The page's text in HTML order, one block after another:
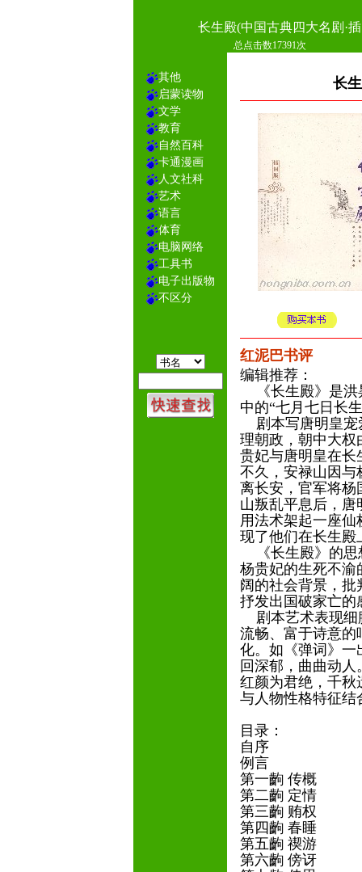
长生殿(中国古典四大名剧·
总点击数17391次
其他
启蒙读物
文学
教育
自然百科
卡通漫画
人文社科
艺术
语言
体育
电脑网络
工具书
电子出版物
不区分
长
红泥巴书评
编辑推荐：
《长生殿》是洪
中的“七月七日长
剧本写唐明皇宠
理朝政，朝中大权
贵妃与唐明皇在长
不久，安禄山因与
离长安，官军将杨
山叛乱平息后，
用法术架起一座
现了他们在长生殿
《长生殿》的思
杨贵妃的生死不渝
阔的社会背景，
抒发出国破家亡
剧本艺术表现细
流畅、富于诗意的
化。如《弹词》一
回深郁，曲曲动
红颜为君绝，千秋
与人物性格特征
目录：
自序
例言
第一齣 传概
第二齣 定情
第三齣 贿权
第四齣 春睡
第五齣 禊游
第六齣 傍讶